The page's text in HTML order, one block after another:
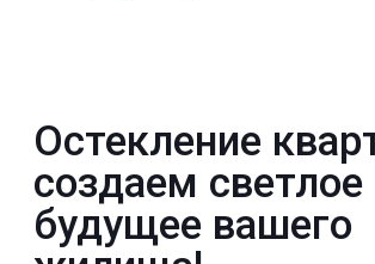
Остекление
создаем светлое
будущее вашего